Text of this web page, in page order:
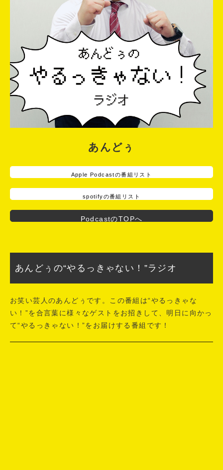
あんどぅ
Apple Podcastの番組リスト
spotifyの番組リスト
PodcastのTOPへ
あんどぅの“やるっきゃない！”ラジオ
お笑い芸人のあんどぅです。この番組は“やるっきゃな
い！”を合言葉に様々なゲストをお招きして、明日に向かっ
て“やるっきゃない！”をお届けする番組です！